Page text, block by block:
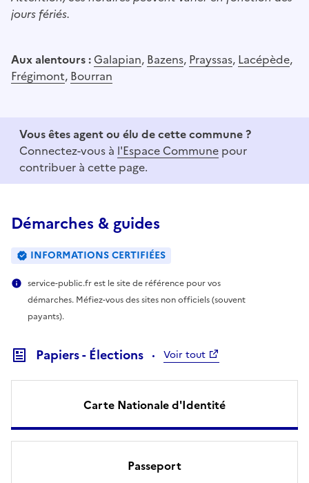
jours fériés.
Aux alentours :Galapian, Bazens, Prayssas, Lacépède,
Frégimont, Bourran
Vous êtes agent ou élu de cette commune ?
Connectez-vous à l'Espace Commune pour
contribuer à cette page.
Démarches & guides
INFORMATIONS CERTIFIÉES
service-public.fr est le site de référence pour vos
démarches. Méfiez-vous des sites non officiels (souvent
payants).
Papiers - Élections Voir tout
Carte Nationale d'Identité
Passeport